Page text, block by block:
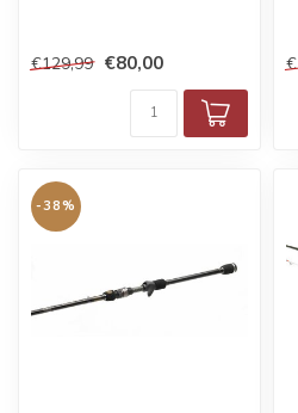
€129,99 €80,00
-38%